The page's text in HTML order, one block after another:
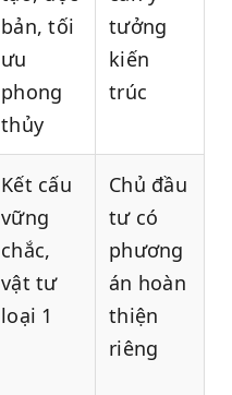
bản, tối
ưu
phong
thủy
tưởng
kiến
trúc
Kết cấu
vững
chắc,
vật tư
loại 1
Chủ đầu
tư có
phương
án hoàn
thiện
riêng